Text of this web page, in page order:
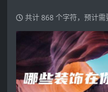
共计 868 个字符，预计需